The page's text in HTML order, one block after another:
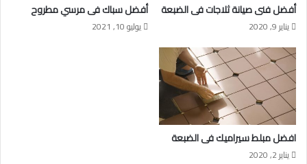
أفضل فنى صيانة ثلاجات فى الضبعة
يناير 9, 2020
أفضل سباك فى مرسي مطروح
يوليو 10, 2021
افضل مبلط سيراميك فى الضبعة
يناير 2, 2020